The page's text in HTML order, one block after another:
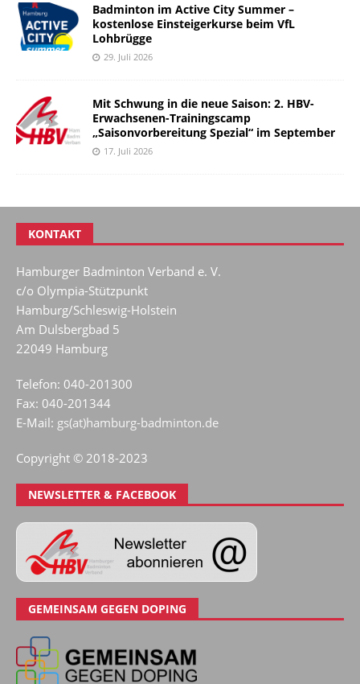
Badminton im Active City Summer –
kostenlose Einsteigerkurse beim VfL
Lohbrügge
29. Juli 2026
Mit Schwung in die neue Saison: 2. HBV-
Erwachsenen-Trainingscamp
„Saisonvorbereitung Spezial“ im September
17. Juli 2026
KONTAKT
Hamburger Badminton Verband e. V.
c/o Olympia-Stützpunkt
Hamburg/Schleswig-Holstein
Am Dulsbergbad 5
22049 Hamburg
Telefon: 040-201300
Fax: 040-201344
E-Mail: gs(at)hamburg-badminton.de
Copyright © 2018-2023
NEWSLETTER & FACEBOOK
GEMEINSAM GEGEN DOPING